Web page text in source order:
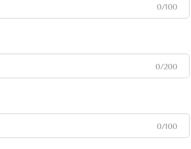
0/100
0/200
0/100